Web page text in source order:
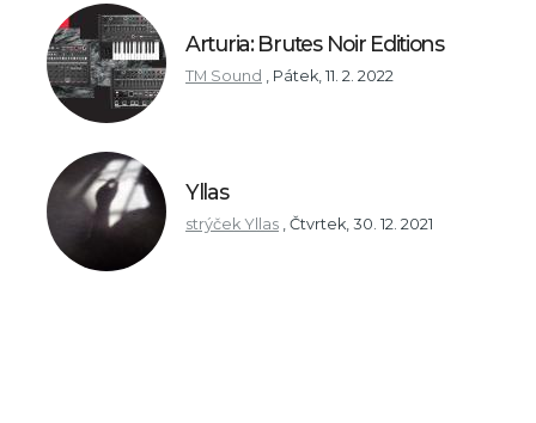
Arturia: Brutes Noir Editions
TM Sound , Pátek, 11. 2. 2022
Yllas
strýček Yllas , Čtvrtek, 30. 12. 2021